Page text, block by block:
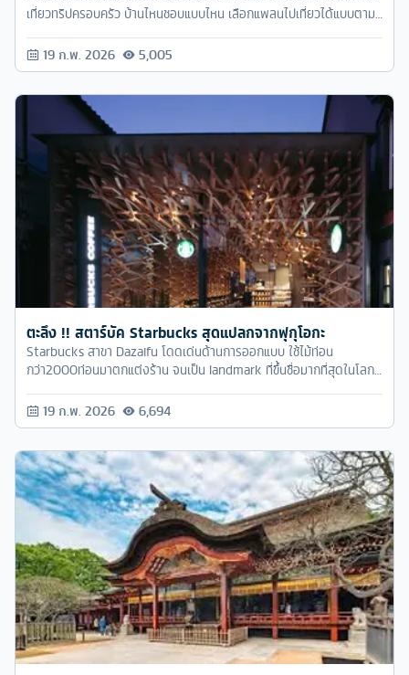
เที่ยวทริปครอบครัว บ้านไหนชอบแบบไหน เลือกแพลนไปเที่ยวได้แบบตาม
19 ก.พ. 2026 5,005
ตะลึง !! สตาร์บัค Starbucks สุดแปลกจากฟุกุโอกะ
Starbucks สาขา Dazaifu โดดเด่นด้านการออกแบบ ใช้ไม้ท่อน
กว่า2000ท่อนมาตกแต่งร้าน จนเป็น landmark ที่ขึ้นชื่อมากที่สุดในโลก
19 ก.พ. 2026 6,694